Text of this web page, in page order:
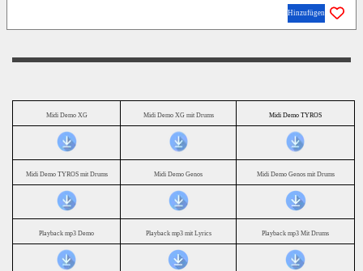
Hinzufügen
Midi Demo XG Midi Demo XG mit Drums Midi Demo TYROS
Midi Demo TYROS mit Drums Midi Demo Genos Midi Demo Genos mit Drums
Playback mp3 Demo Playback mp3 mit Lyrics Playback mp3 Mit Drums